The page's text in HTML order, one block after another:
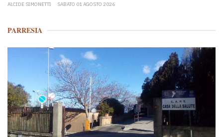
ALCIDE SIMONETTI SABATO 01 AGOSTO 2026
PARRESIA